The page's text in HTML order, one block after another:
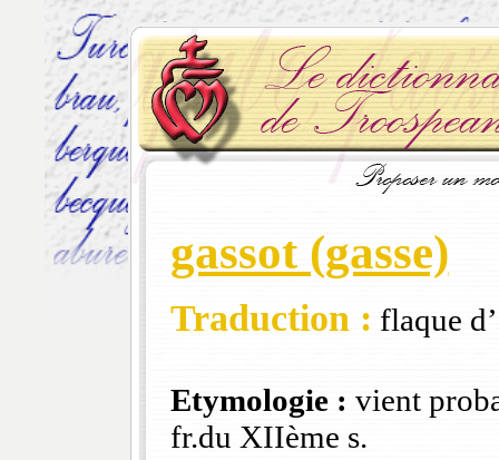
gassot (gasse)
Traduction : flaque
Etymologie : vient
fr.du XIIème s.